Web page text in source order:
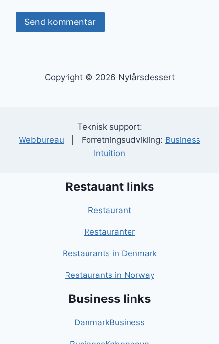
Copyright © 2026 Nytårsdessert
Teknisk support:
Webbureau | Forretningsudvikling: Business
Intuition
Restauant links
Restaurant
Restauranter
Restaurants in Denmark
Restaurants in Norway
Business links
DanmarkBusiness